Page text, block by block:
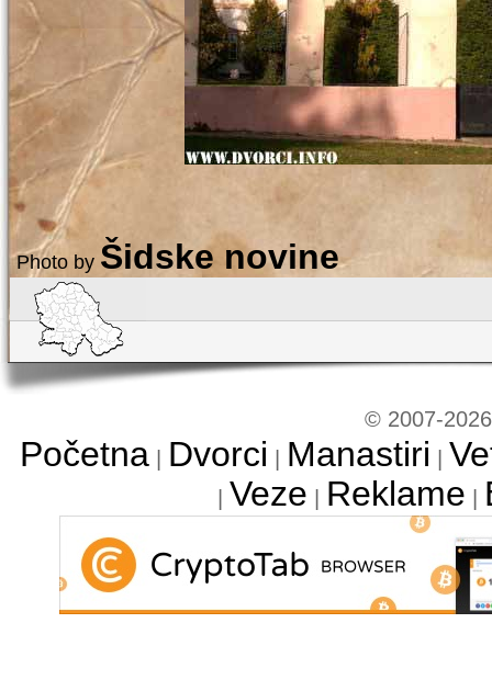
Photo by Šidske novine
© 2007-
Početna| Dvorci Manastiri
Veze Reklame